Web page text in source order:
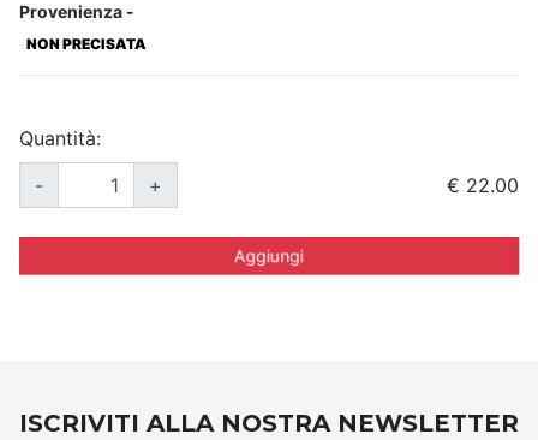
Provenienza -
NON PRECISATA
Quantità:
-
+ € 22.00
Aggiungi
ISCRIVITI ALLA NOSTRA NEWSLETTER